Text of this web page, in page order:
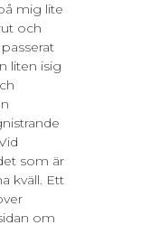
mig lite
och
liten isig
som är
kväll. Ett
om